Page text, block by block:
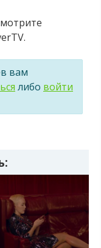
вам
либо войти